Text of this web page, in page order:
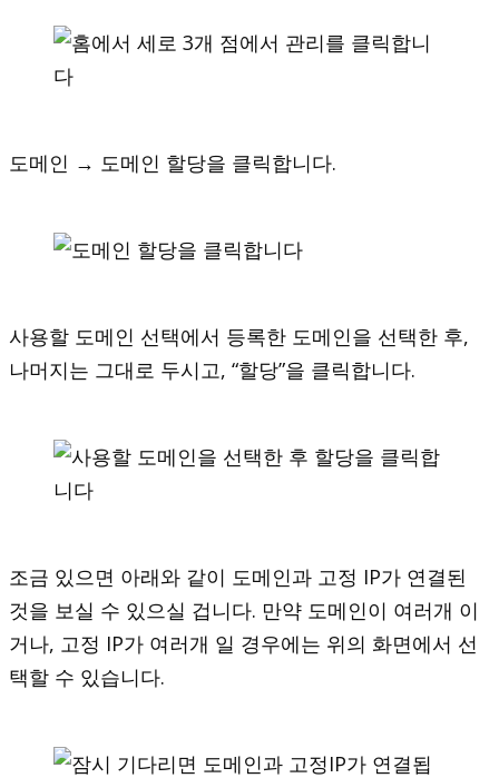
도메인 → 도메인 할당을 클릭합니다.
사용할 도메인 선택에서 등록한 도메인을 선택한 후,
나머지는 그대로 두시고, “할당”을 클릭합니다.
조금 있으면 아래와 같이 도메인과 고정 IP가 연결된
것을 보실 수 있으실 겁니다. 만약 도메인이 여러개 이
거나, 고정 IP가 여러개 일 경우에는 위의 화면에서 선
택할 수 있습니다.